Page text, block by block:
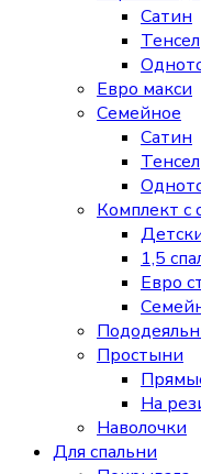
Сатин
Тенсел
Евро макси
Семейное
Сатин
Тенсел
Комплект с
1,5
Евро
Простыни
На
Наволочки
Для спальни